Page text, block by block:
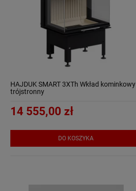
HAJDUK SMART 3XTh Wkład kominkowy
trójstronny
14 555,00 zł
DO KOSZYKA